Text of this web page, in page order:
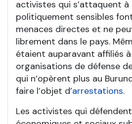
activistes qui s’attaquent
politiquement sensibles
menaces directes et ne
librement dans le pays.
étaient auparavant affiliés
organisations de défense
qui n’opèrent plus au
faire l’objet d’arrestations.
Les activistes qui